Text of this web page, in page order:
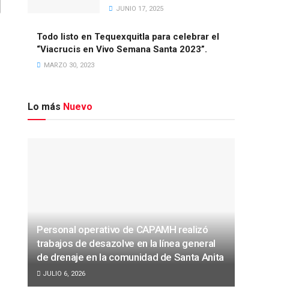
JUNIO 17, 2025
Todo listo en Tequexquitla para celebrar el
“Viacrucis en Vivo Semana Santa 2023”.
MARZO 30, 2023
Lo más Nuevo
Personal operativo de CAPAMH realizó
trabajos de desazolve en la línea general
de drenaje en la comunidad de Santa Anita
JULIO 6, 2026